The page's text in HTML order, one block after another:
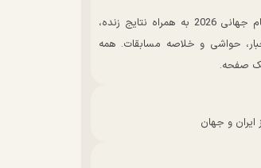
مشاهده جدول کامل جام جهانی 2026 به همراه نتایج زنده،
حواشی و خلاصه مسابقات. همه
صفحه.
ایران و جهان